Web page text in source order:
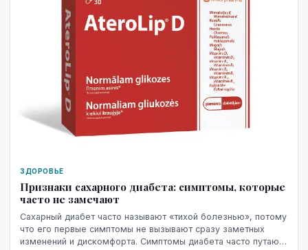
ЗДОРОВЬЕ
Признаки сахарного диабета: симптомы, которые
часто не замечают
Сахарный диабет часто называют «тихой болезнью», потому
что его первые симптомы не вызывают сразу заметных
изменений и дискомфорта. Симптомы диабета часто путают